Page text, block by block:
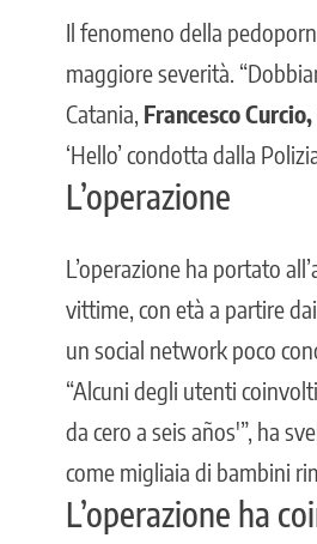
Il fenomeno della
maggiore severità.
Catania, Francesco
‘Hello’ condotta dalla
L’operazione
L’operazione ha portato
vittime, con età a partire
un social network poco
“Alcuni degli utenti
da cero a seis años'”, ha
come migliaia di bambini
L’operazione ha